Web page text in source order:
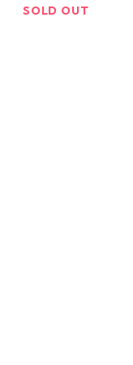
SOLD OUT